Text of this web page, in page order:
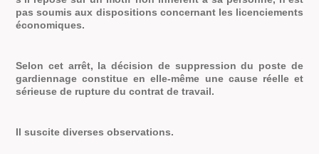
pas soumis aux dispositions concernant les licenciements
économiques.
Selon cet arrêt, la décision de suppression du poste de
gardiennage constitue en elle-même une cause réelle et
sérieuse de rupture du contrat de travail.
Il suscite diverses observations.